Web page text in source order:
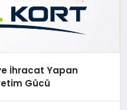
İhracat Yapan
Gücü